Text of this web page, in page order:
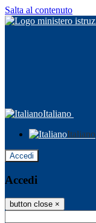
Salta al contenuto
Italiano
Italiano
Accedi
Accedi
button close ×